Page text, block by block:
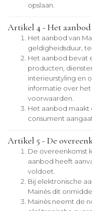
opslaan.
Artikel 4 - Het aanbod
Het aanbod van
geldigheidsduur,
Het aanbod bevat
producten,
interieurstyling en
informatie over het
voorwaarden.
Het aanbod
consument
Artikel 5 - De
De overeenkomst
aanbod heeft
voldoet.
Bij elektronische
Mainès dit
Mainès neemt de